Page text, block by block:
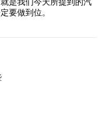
就是我们今天所提到的汽
要做到位。